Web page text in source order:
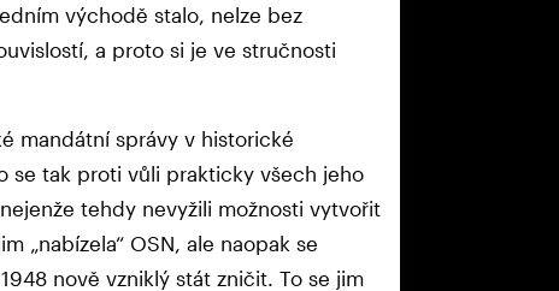
východě stalo, nelze bez
a proto si je ve stručnosti
mandátní správy v historické
se tak proti vůli prakticky všech jeho
tehdy nevyžili možnosti vytvořit
„nabízela“ OSN, ale naopak se
nově vzniklý stát zničit. To se jim